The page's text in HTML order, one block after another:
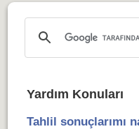
Yardım Konuları
Tahlil sonuçlarımı